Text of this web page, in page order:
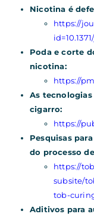
Nicotina é
https://
Poda e corte
nicotina:
https://
As
cigarro:
https://
Pesquisas
do processo
https://
subsite/
tob-
Aditivos para